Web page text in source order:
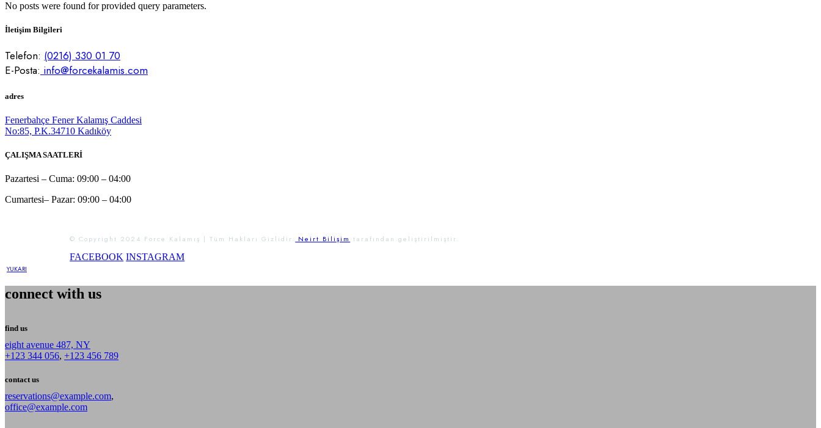
No posts were found for provided query parameters.
İletişim Bilgileri
Telefon: (0216) 330 01 70
E-Posta: info@forcekalamis.com
adres
Fenerbahçe Fener Kalamış Caddesi
No:85, P.K.34710 Kadıköy
ÇALIŞMA SAATLERİ
Pazartesi – Cuma: 09:00 – 04:00
Cumartesi– Pazar: 09:00 – 04:00
© Copyright 2024 Force Kalamış | Tüm Hakları Gizlidir. Neirt Bilişim tarafından geliştirilmiştir.
FACEBOOK INSTAGRAM
connect with us
find us
eight avenue 487, NY
+123 344 056, +123 456 789
contact us
reservations@example.com,
office@example.com